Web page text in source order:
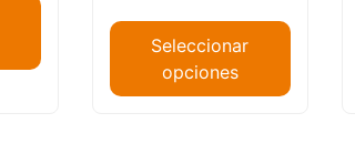
Seleccionar
opciones